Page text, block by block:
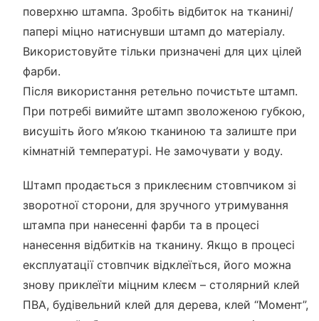
поверхню штампа. Зробіть відбиток на тканині/
папері міцно натиснувши штамп до матеріалу.
Використовуйте тільки призначені для цих цілей
фарби.
Після використання ретельно почистьте штамп.
При потребі вимийте штамп зволоженою губкою,
висушіть його м’якою тканиною та залиште при
кімнатній температурі. Не замочувати у воду.
Штамп продається з приклеєним стовпчиком зі
зворотної сторони, для зручного утримування
штампа при нанесенні фарби та в процесі
нанесення відбитків на тканину. Якщо в процесі
експлуатації стовпчик відклеїться, його можна
знову приклеїти міцним клеєм – столярний клей
ПВА, будівельний клей для дерева, клей “Момент”,